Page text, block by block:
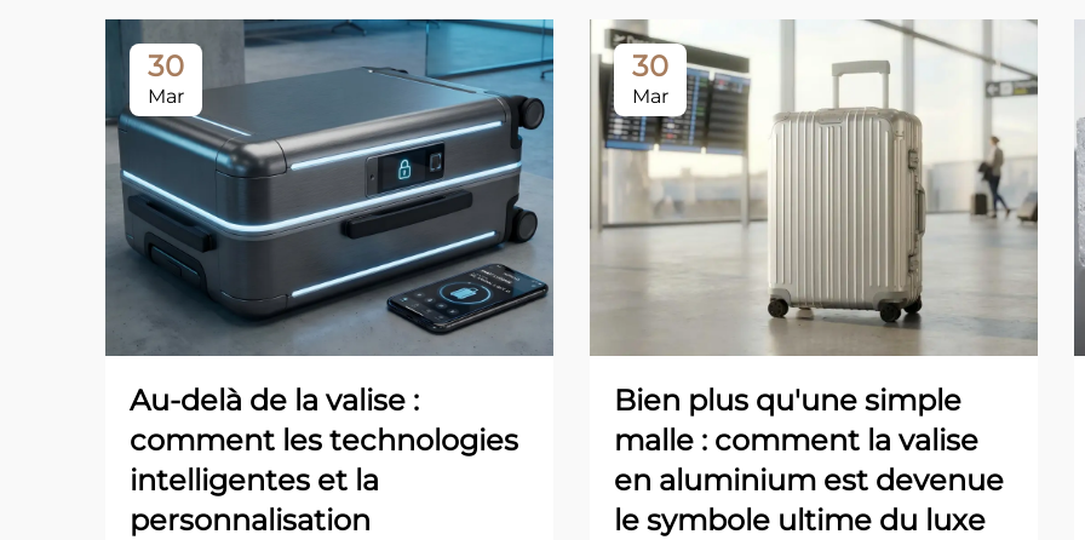
30
Mar
Au-delà de la valise :
comment les technologies
intelligentes et la
personnalisation
30
Mar
Bien plus qu'une simple
malle : comment la valise
en aluminium est devenue
le symbole ultime du luxe